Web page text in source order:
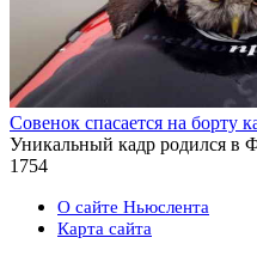
Совенок спасается на борту
Уникальный кадр родился в
1 754
О сайте Ньюслента
Карта сайта